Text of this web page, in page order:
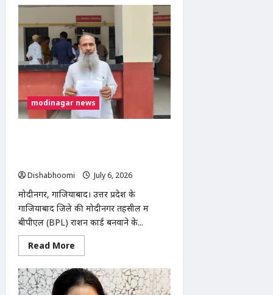
मोदीनगर:
पूठरी
गांव
में
युवक
की
धारदार
हथियार
से
हत्या,
ईंख
के
खेत
में
modinagar news
Dishabhoomi
July 6, 2026
मोदीनगर, गाजियाबाद। उत्तर प्रदेश के
गाजियाबाद जिले की मोदीनगर तहसील में
बीपीएल (BPL) राशन कार्ड बनवाने के...
Read More
more
मोदीनगर
तहसील
में